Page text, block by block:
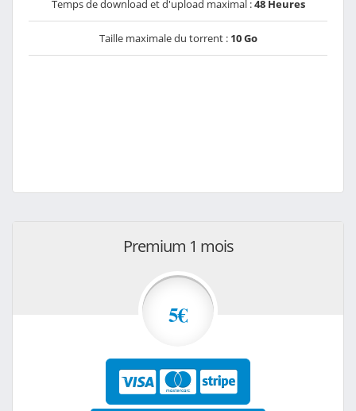
Temps de download et d'upload maximal :48 Heures
Taille maximale du torrent : 10 Go
Premium 1 mois
5€